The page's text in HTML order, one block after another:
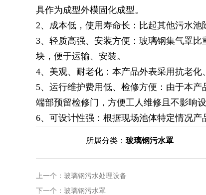
具作为成型外模固化成型。
2、成本低，使用寿命长：比起其他污水池
3、轻质高强、安装方便：玻璃钢集气罩
块，便于运输、安装。
4、美观、耐老化：本产品外表采用抗老
5、运行维护费用低、检修方便：由于本
端部预留检修门，方便工人维修且不影响
6、可设计性强：根据现场池体特定情况产
所属分类： 玻璃钢污水罩
上一个： 玻璃钢污水处理设备
下一个： 玻璃钢污水罩